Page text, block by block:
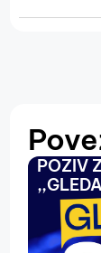
POZIV